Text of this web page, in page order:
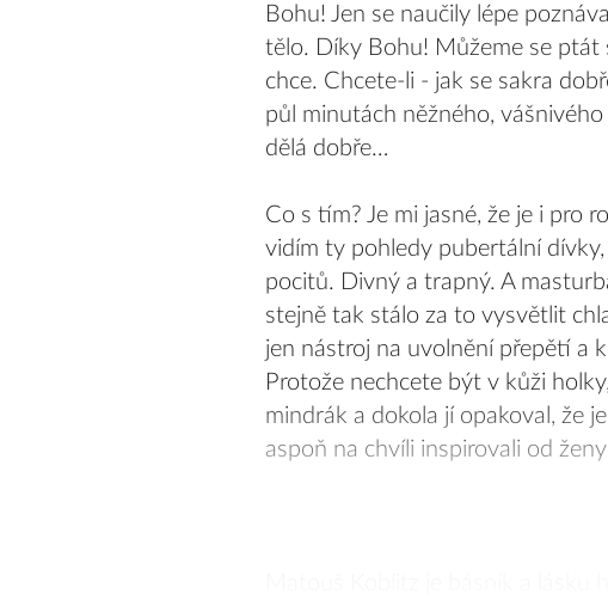
Bohu! Jen se naučily lépe
tělo. Díky Bohu! Můžeme se ptát
chce. Chcete-li - jak se sakra
půl minutách něžného,
dělá dobře…
Co s tím? Je mi jasné, že je i pro
vidím ty pohledy pubertální
pocitů. Divný a trapný. A
stejně tak stálo za to vysvětlit
jen nástroj na uvolnění přepětí a
Protože nechcete být v kůži
mindrák a dokola jí opakoval, že
aspoň na chvíli inspirovali od